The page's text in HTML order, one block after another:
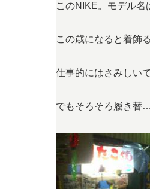
このNIKE。モデル名
この歳になると着飾
仕事的にはさみしい
でもそろそろ履き替